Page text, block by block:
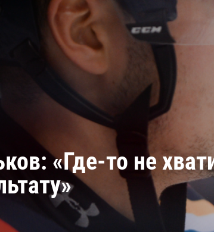
Амур
Барыс
Салават Юлаев
«Где-то не